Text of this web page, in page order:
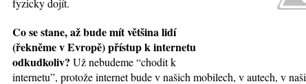
fyzicky dojít.
Co se stane, až bude mít většina lidí
(řekněme v Evropě) přístup k internetu
odkudkoliv? Už nebudeme “chodit k
internetu”, protože internet bude v našich mobilech, v autech, v